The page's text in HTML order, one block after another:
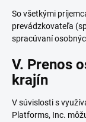
So všetkými
prevádzkovateľa
spracúvaní
V. Prenos
krajín
V súvislosti s
Platforms, Inc.